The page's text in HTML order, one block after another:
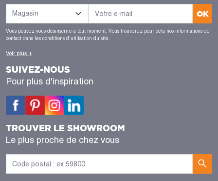
OK
Vous pouvez vous désinscrire à tout moment. Vous trouverez pour cela nos informations de
contact dans les conditions d'utilisation du site.
Voir plus +
SUIVEZ-NOUS
Pour plus d'inspiration
TROUVER LE SHOWROOM
Le plus proche de chez vous